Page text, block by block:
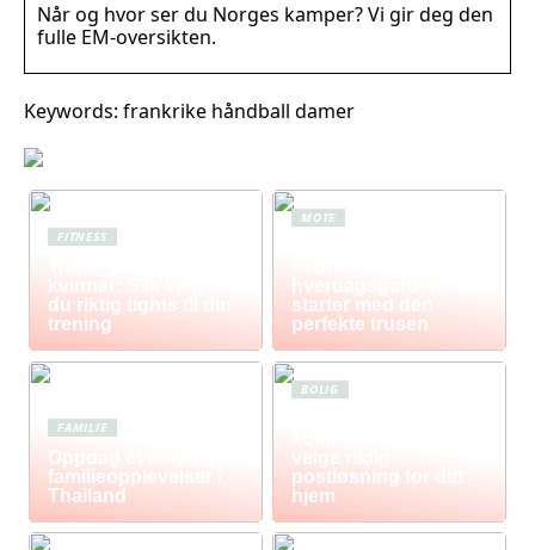
Når og hvor ser du Norges kamper? Vi gir deg den
fulle EM-oversikten.
Keywords: frankrike håndball damer
FITNESS
kvinner: Slik velger
du riktig tights til din
trening
MOTE
hverdagsgarderoben
starter med den
perfekte trusen
FAMILIE
Oppdag eventyrlige
familieopplevelser i
Thailand
BOLIG
velge riktig
postløsning for ditt
hjem